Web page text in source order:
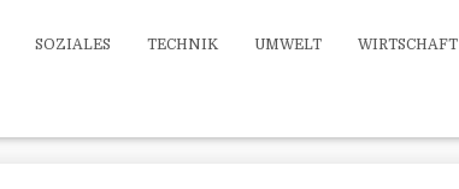
SOZIALES TECHNIK UMWELT WIRTSCHAFT